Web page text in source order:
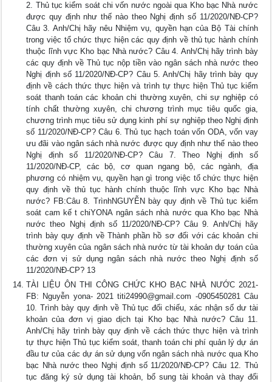
2. Thủ tục kiểm soát chi vốn nước ngoài qua Kho bạc Nhà nước
được quy định như thế nào theo Nghị định số 11/2020/NĐ-CP?
Câu 3. Anh/Chị hãy nêu Nhiệm vụ, quyền hạn của Bộ Tài chính
trong việc tổ chức thực hiện các quy định về thủ tục hành chính
thuộc lĩnh vực Kho bạc Nhà nước? Câu 4. Anh/Chị hãy trình bày
các quy định về Thủ tục nộp tiền vào ngân sách nhà nước theo
Nghị định số 11/2020/NĐ-CP? Câu 5. Anh/Chị hãy trình bày quy
định về cách thức thực hiện và trình tự thực hiện Thủ tục kiểm
soát thanh toán các khoản chi thường xuyên, chi sự nghiệp có
tính chất thường xuyên, chi chương trình mục tiêu quốc gia,
chương trình mục tiêu sử dụng kinh phí sự nghiệp theo Nghị định
số 11/2020/NĐ-CP? Câu 6. Thủ tục hạch toán vốn ODA, vốn vay
ưu đãi vào ngân sách nhà nước được quy định như thế nào theo
Nghị định số 11/2020/NĐ-CP? Câu 7. Theo Nghị định số
11/2020/NĐ-CP, các bộ, cơ quan ngang bộ, các ngành, địa
phương có nhiệm vụ, quyền hạn gì trong việc tổ chức thực hiện
quy định về thủ tục hành chính thuộc lĩnh vực Kho bạc Nhà
nước? FB:Câu 8. TrìnhNGUYỄN bày quy định về Thủ tục kiểm
soát cam kế t chiYONA ngân sách nhà nước qua Kho bạc Nhà
nước theo Nghị định số 11/2020/NĐ-CP? Câu 9. Anh/Chị hãy
trình bày quy định về Thành phần hồ sơ đối với các khoản chi
thường xuyên của ngân sách nhà nước từ tài khoản dự toán của
các đơn vị sử dụng ngân sách nhà nước theo Nghị định số
11/2020/NĐ-CP? 13
TÀI LIỆU ÔN THI CÔNG CHỨC KHO BẠC NHÀ NƯỚC 2021-
FB: Nguyễn yona- 2021titi24990@gmail.com -0905450281 Câu
10. Trình bày quy định về Thủ tục đối chiếu, xác nhận số dư tài
khoản của đơn vị giao dịch tại Kho bạc Nhà nước? Câu 11.
Anh/Chị hãy trình bày quy định về cách thức thực hiện và trình
tự thực hiện Thủ tục kiểm soát, thanh toán chi phí quản lý dự án
đầu tư của các dự án sử dụng vốn ngân sách nhà nước qua Kho
bạc Nhà nước theo Nghị định số 11/2020/NĐ-CP? Câu 12. Thủ
tục đăng ký sử dụng tài khoản, bổ sung tài khoản và thay đổi